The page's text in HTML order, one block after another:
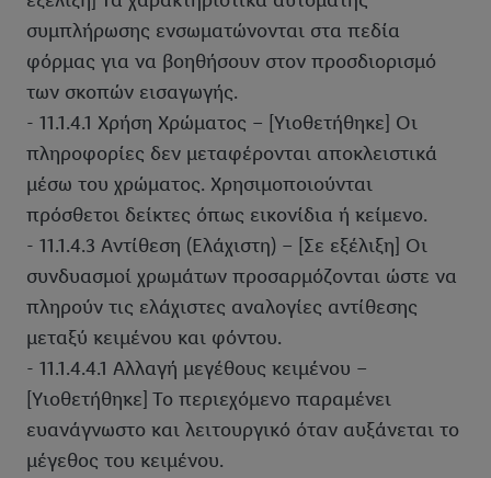
συμπλήρωσης ενσωματώνονται στα πεδία
φόρμας για να βοηθήσουν στον προσδιορισμό
των σκοπών εισαγωγής.
- 11.1.4.1 Χρήση Χρώματος – [Υιοθετήθηκε] Οι
πληροφορίες δεν μεταφέρονται αποκλειστικά
μέσω του χρώματος. Χρησιμοποιούνται
πρόσθετοι δείκτες όπως εικονίδια ή κείμενο.
- 11.1.4.3 Αντίθεση (Ελάχιστη) – [Σε εξέλιξη] Οι
συνδυασμοί χρωμάτων προσαρμόζονται ώστε να
πληρούν τις ελάχιστες αναλογίες αντίθεσης
μεταξύ κειμένου και φόντου.
- 11.1.4.4.1 Αλλαγή μεγέθους κειμένου –
[Υιοθετήθηκε] Το περιεχόμενο παραμένει
ευανάγνωστο και λειτουργικό όταν αυξάνεται το
μέγεθος του κειμένου.